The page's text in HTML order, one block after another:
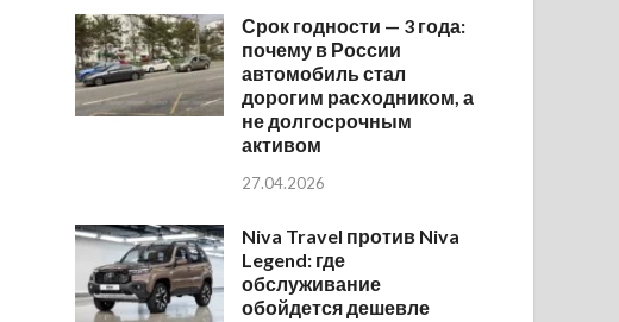
Срок годности — 3 года:
почему в России
автомобиль стал
дорогим расходником, а
не долгосрочным
активом
27.04.2026
Niva Travel против Niva
Legend: где
обслуживание
обойдется дешевле